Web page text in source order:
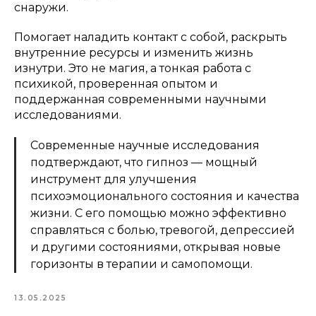
снаружи.
Помогает наладить контакт с собой, раскрыть
внутренние ресурсы и изменить жизнь
изнутри. Это не магия, а тонкая работа с
психикой, проверенная опытом и
поддержанная современными научными
исследованиями.
Современные научные исследования
подтверждают, что гипноз — мощный
инструмент для улучшения
психоэмоционального состояния и качества
жизни. С его помощью можно эффективно
справляться с болью, тревогой, депрессией
и другими состояниями, открывая новые
горизонты в терапии и самопомощи.
13.05.2025